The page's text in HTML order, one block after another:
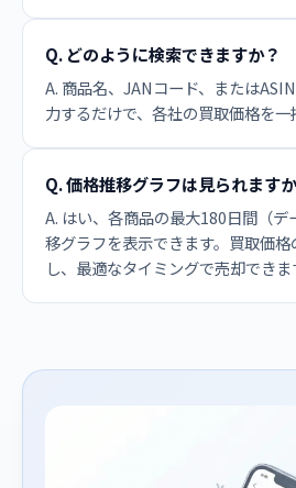
Q. どのように検索できますか？
A. 商品名、JANコード、または
力するだけで、各社の買取価格を一
Q. 価格推移グラフは見られます
A. はい、各商品の最大180日間（
移グラフを表示できます。買取価
し、最適なタイミングで売却できま